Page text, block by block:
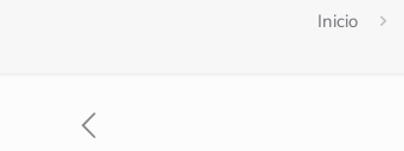
Inicio